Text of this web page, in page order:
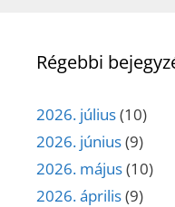
Régebbi
2026. július(10)
2026. június(9)
2026. május(10)
2026. április(9)